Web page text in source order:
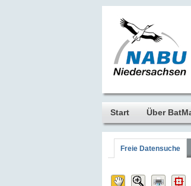
Start Über
Freie Datensuche